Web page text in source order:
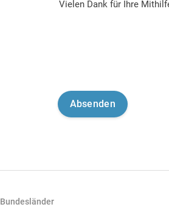
Vielen Dank für Ihre
Bundesländer